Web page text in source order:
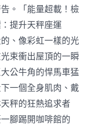
。「能量超載！檢
提升天秤座運
、像彩虹一樣的光
束衝出屋頂的一瞬
公牛角的悍馬車猛
一個全身肌肉、戴
秤的狂熱追求者
腳踢開咖啡館的